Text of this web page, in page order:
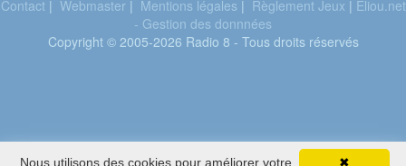
Vianney &
Contact| Webmaster| Mentions légales | Règlement Jeux | Eliou.net
- Gestion des donnnées
Copyright © 2005-2026 Radio 8 - Tous droits réservés
✖
Nous utilisons des cookies pour améliorer votre